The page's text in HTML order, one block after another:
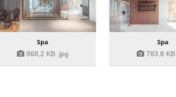
Spa
868,2 KB .jpg
Spa
783,8 KB